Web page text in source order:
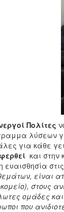
Πολίτες
λύσεων
για κάθε
και στην
ευαισθησία
είναι
στους
ομάδες και
που